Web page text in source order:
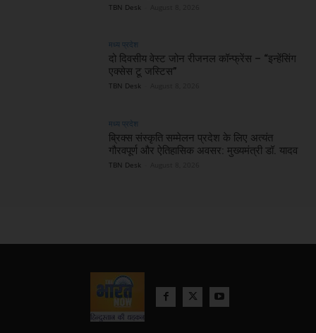
TBN Desk
मध्य प्रदेश
दो दिवसीय वेस्ट जोन रीजनल कॉन्फ्रेंस – “इन्हेंसिंग
एक्सेस टू जस्टिस”
TBN Desk
मध्य प्रदेश
ब्रिक्स संस्कृति सम्मेलन प्रदेश के लिए अत्यंत
गौरवपूर्ण और ऐतिहासिक अवसर: मुख्यमंत्री डॉ. यादव
TBN Desk